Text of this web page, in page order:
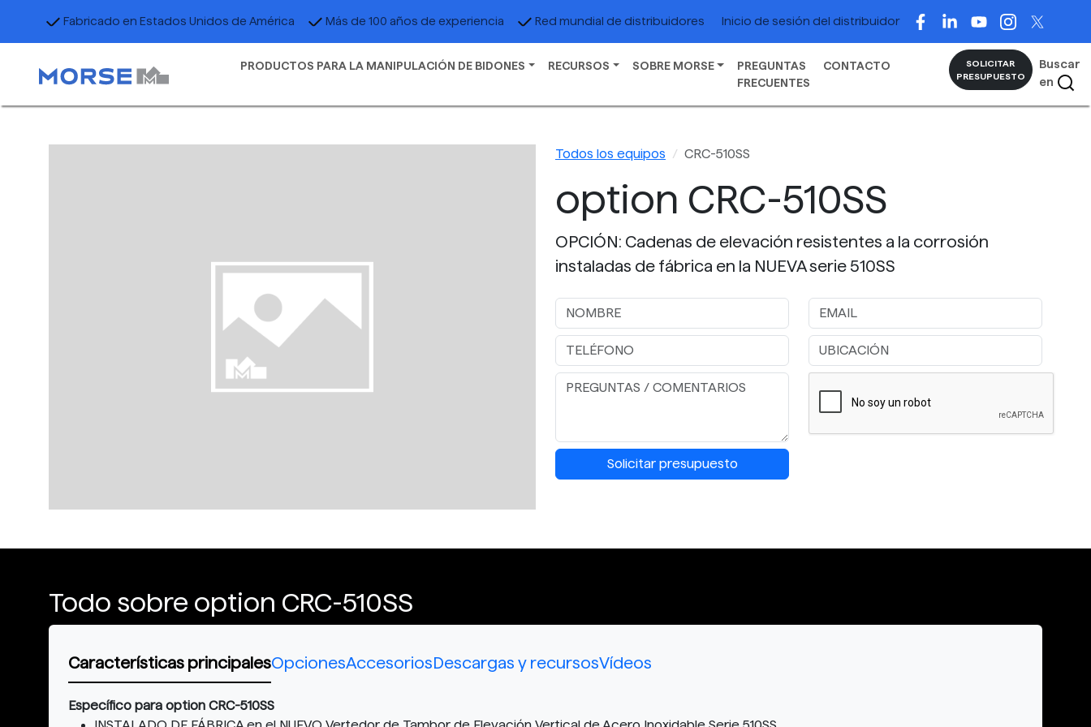
Fabricado en Estados Unidos de América Más de 100 años de experiencia Red mundial de distribuidores Inicio de sesión del distribuidor
PRODUCTOS PARA LA MANIPULACIÓN DE BIDONES RECURSOS SOBRE MORSE
PREGUNTAS
FRECUENTES
CONTACTO
SOLICITAR
PRESUPUESTO
Buscar
en
Todos los equipos CRC-510SS
option CRC-510SS
OPCIÓN: Cadenas de elevación resistentes a la corrosión
instaladas de fábrica en la NUEVA serie 510SS
Solicitar presupuesto
Todo sobre option CRC-510SS
Características principalesOpcionesAccesoriosDescargas y recursosVídeos
Específico para option CRC-510SS